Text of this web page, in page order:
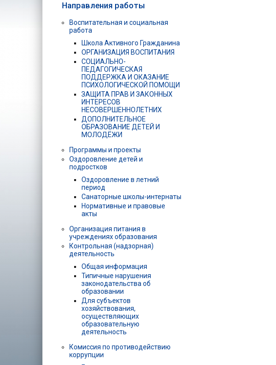
Направления работы
Воспитательная и социальная
работа
Школа Активного Гражданина
ОРГАНИЗАЦИЯ ВОСПИТАНИЯ
СОЦИАЛЬНО-
ПЕДАГОГИЧЕСКАЯ
ПОДДЕРЖКА И ОКАЗАНИЕ
ПСИХОЛОГИЧЕСКОЙ ПОМОЩИ
ЗАЩИТА ПРАВ И ЗАКОННЫХ
ИНТЕРЕСОВ
НЕСОВЕРШЕННОЛЕТНИХ
ДОПОЛНИТЕЛЬНОЕ
ОБРАЗОВАНИЕ ДЕТЕЙ И
МОЛОДЁЖИ
Программы и проекты
Оздоровление детей и
подростков
Оздоровление в летний
период
Санаторные школы-интернаты
Нормативные и правовые
акты
Организация питания в
учреждениях образования
Контрольная (надзорная)
деятельность
Общая информация
Типичные нарушения
законодательства об
образовании
Для субъектов
хозяйствования,
осуществляющих
образовательную
деятельность
Комиссия по противодействию
коррупции